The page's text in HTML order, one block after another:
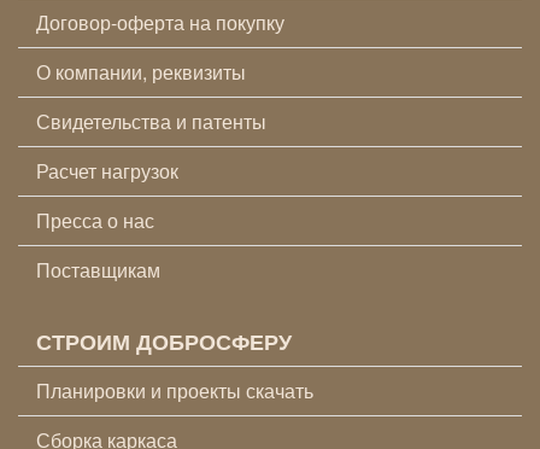
Договор-оферта на покупку
О компании, реквизиты
Свидетельства и патенты
Расчет нагрузок
Пресса о нас
Поставщикам
СТРОИМ ДОБРОСФЕРУ
Планировки и проекты скачать
Сборка каркаса